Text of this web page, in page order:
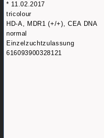
* 11.02.2017
tricolour
HD-A, MDR1 (+/+), CEA DNA
normal
Einzelzuchtzulassung
616093900328121